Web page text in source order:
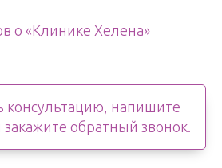
о «Клинике Хелена»
консультацию, напишите
обратный звонок.